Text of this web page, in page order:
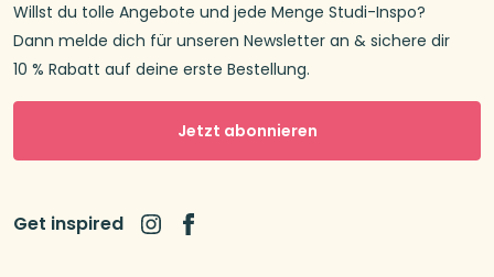
Willst du tolle Angebote und jede Menge Studi-Inspo?
Dann melde dich für unseren Newsletter an & sichere dir
10 % Rabatt auf deine erste Bestellung.
Jetzt abonnieren
Get inspired